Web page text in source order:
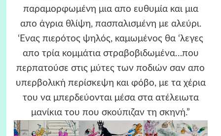
παραμορφωμένη μια απο ευθυμία και μια
απο άγρια θλίψη, πασπαλισμένη με αλεύρι.
‘Ενας πιερότος ψηλός, καμωμένος θα ‘λεγες
απο τρία κομμάτια στραβοβιδωμένα…που
περπατούσε στις μύτες των ποδιών σαν απο
υπερβολική περίσκεψη και φόβο, με τα χέρια
του να μπερδεύονται μέσα στα ατέλειωτα
μανίκια του που σκούπιζαν τη σκηνή.”